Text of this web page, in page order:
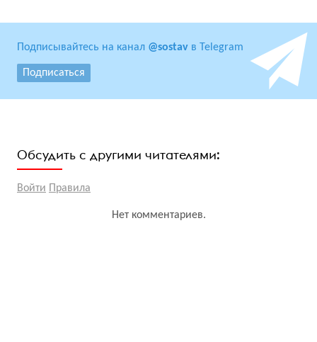
Подписывайтесь на канал @sostav в Telegram
Подписаться
Обсудить с другими читателями:
Войти Правила
Нет комментариев.